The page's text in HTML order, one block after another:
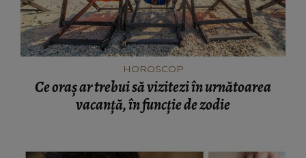
HOROSCOP
Ce oraș ar trebui să vizitezi în urnătoarea
vacanță, în funcție de zodie